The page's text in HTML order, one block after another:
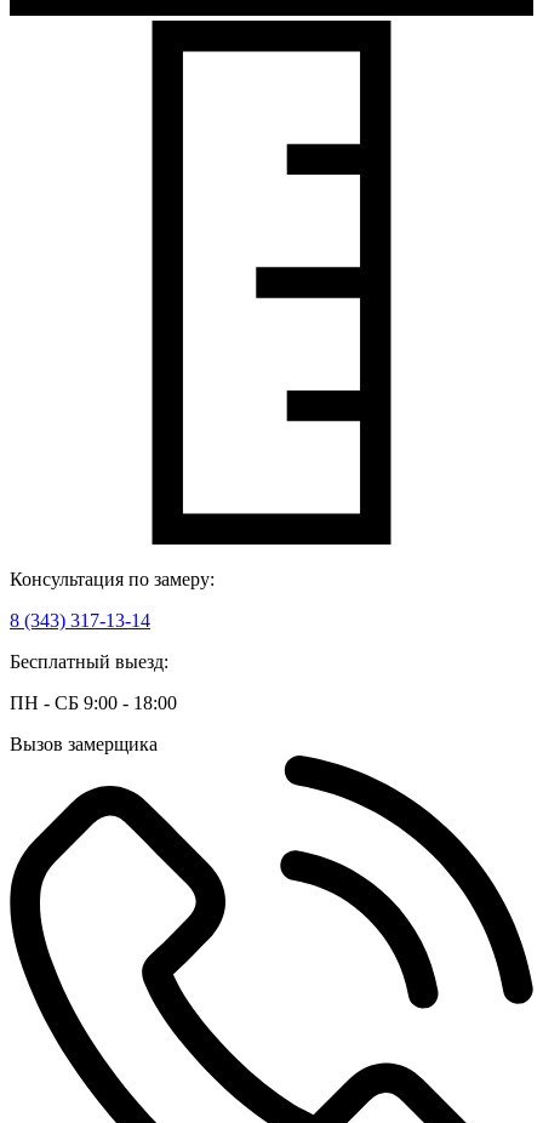
Консультация по замеру:
8 (343) 317-13-14
Бесплатный выезд:
ПН - СБ 9:00 - 18:00
Вызов замерщика